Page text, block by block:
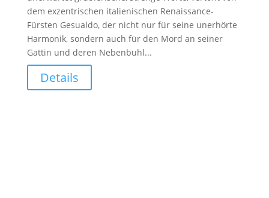
dem exzentrischen italienischen Renaissance-
Fürsten Gesualdo, der nicht nur für seine unerhörte
Harmonik, sondern auch für den Mord an seiner
Gattin und deren Nebenbuhl...
Details